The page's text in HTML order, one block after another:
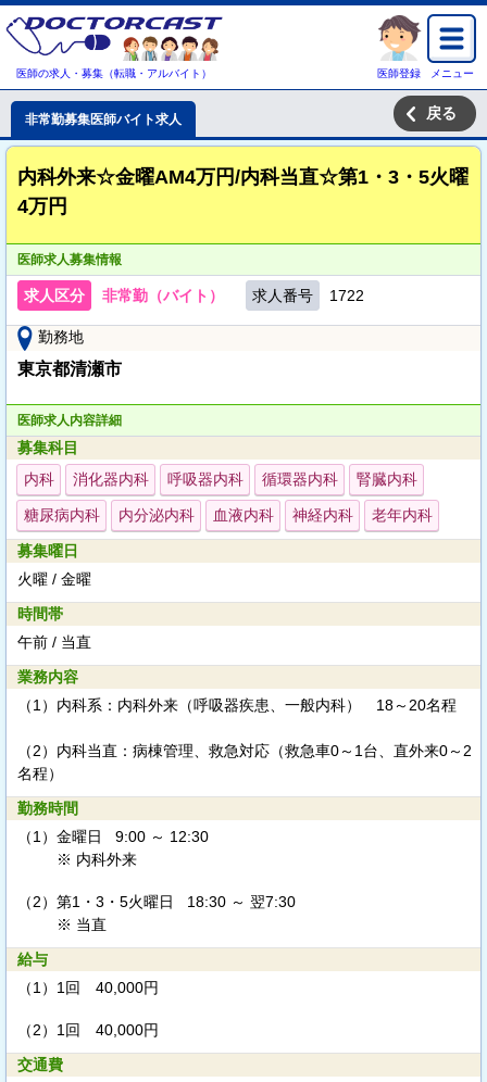
医師の求人・募集（転職・アルバイト） 医師登録 メニュー
非常勤募集医師バイト求人 戻る
内科外来☆金曜AM4万円/内科当直☆第1・3・5火曜
4万円
医師求人募集情報
求人区分 非常勤（バイト） 求人番号 1722
勤務地
東京都清瀬市
医師求人内容詳細
募集科目
内科
消化器内科 呼吸器内科 循環器内科 腎臓内科
糖尿病内科 内分泌内科 血液内科 神経内科 老年内科
募集曜日
火曜 / 金曜
時間帯
午前 / 当直
業務内容
（1）内科系：内科外来（呼吸器疾患、一般内科） 18～20名程
（2）内科当直：病棟管理、救急対応（救急車0～1台、直外来0～2
名程）
勤務時間
（1） 金曜日 9:00 ～ 12:30
※ 内科外来
（2） 第1・3・5火曜日 18:30 ～ 翌7:30
※ 当直
給与
（1） 1回 40,000円
（2） 1回 40,000円
交通費